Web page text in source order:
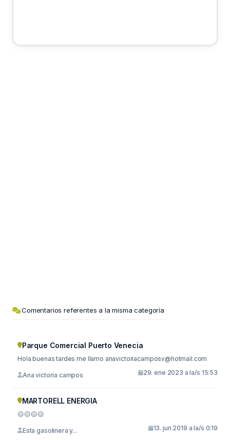
Comentarios referentes a la misma categoría
Parque Comercial Puerto Venecia
Hola buenas tardes me llamo anavictoriacamposv@hotmail.com
Ana victoria campos 29. ene 2023 a la/s 15:53
MARTORELL ENERGIA
😖😖😖😖
Esta gasolinera y... 13. jun 2019 a la/s 0:19